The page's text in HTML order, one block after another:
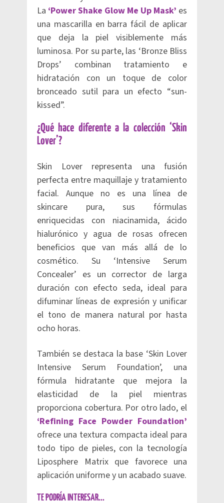
La ‘Power Shake Glow Me Up Mask’ es
una mascarilla en barra fácil de aplicar
que deja la piel visiblemente más
luminosa. Por su parte, las ‘Bronze Bliss
Drops’ combinan tratamiento e
hidratación con un toque de color
bronceado sutil para un efecto “sun-
kissed”.
¿Qué hace diferente a la colección ‘Skin
Lover’?
Skin Lover representa una fusión
perfecta entre maquillaje y tratamiento
facial. Aunque no es una línea de
skincare pura, sus fórmulas
enriquecidas con niacinamida, ácido
hialurónico y agua de rosas ofrecen
beneficios que van más allá de lo
cosmético. Su ‘Intensive Serum
Concealer’ es un corrector de larga
duración con efecto seda, ideal para
difuminar líneas de expresión y unificar
el tono de manera natural por hasta
ocho horas.
También se destaca la base ‘Skin Lover
Intensive Serum Foundation’, una
fórmula hidratante que mejora la
elasticidad de la piel mientras
proporciona cobertura. Por otro lado, el
‘Refining Face Powder Foundation’
ofrece una textura compacta ideal para
todo tipo de pieles, con la tecnología
Liposphere Matrix que favorece una
aplicación uniforme y un acabado suave.
TE PODRÍA INTERESAR...